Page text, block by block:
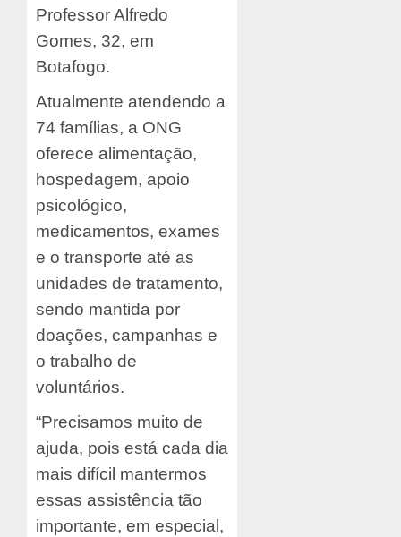
Professor Alfredo
Gomes, 32, em
Botafogo.
Atualmente atendendo a
74 famílias, a ONG
oferece alimentação,
hospedagem, apoio
psicológico,
medicamentos, exames
e o transporte até as
unidades de tratamento,
sendo mantida por
doações, campanhas e
o trabalho de
voluntários.
“Precisamos muito de
ajuda, pois está cada dia
mais difícil mantermos
essas assistência tão
importante, em especial,